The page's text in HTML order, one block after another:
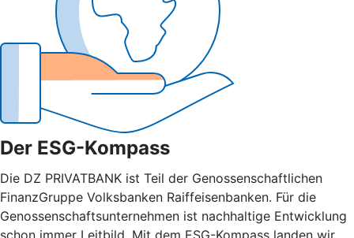
Der ESG-Kompass
Die DZ PRIVATBANK ist Teil der Genossenschaftlichen
FinanzGruppe Volksbanken Raiffeisenbanken. Für die
Genossenschaftsunternehmen ist nachhaltige Entwicklung
schon immer Leitbild. Mit dem ESG-Kompass landen wir